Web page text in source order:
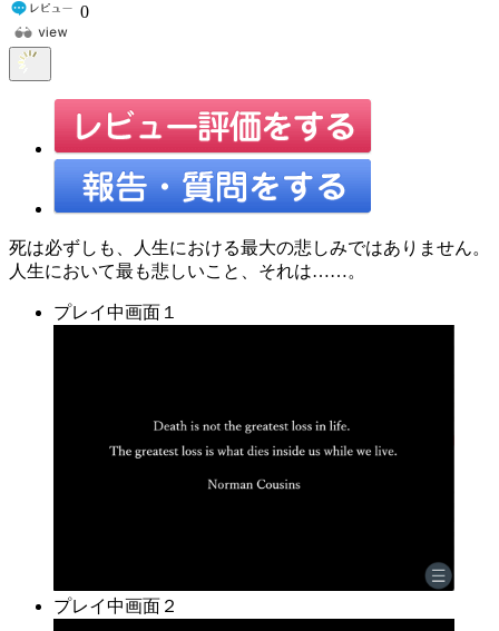
0
死は必ずしも、人生における最大の悲しみではありません。
人生において最も悲しいこと、それは……。
プレイ中画面１
プレイ中画面２